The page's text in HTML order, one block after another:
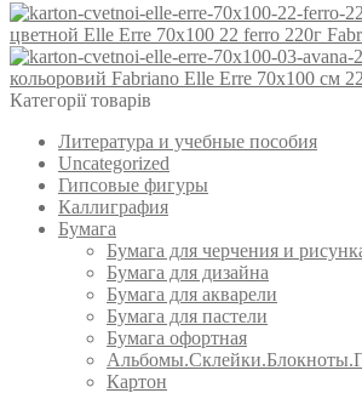
цветной Elle Erre 70x100 22 ferro 220г
кольоровий Fabriano Elle Erre 70x100 см
Категорії товарів
Литература и учебные пособия
Uncategorized
Гипсовые фигуры
Каллиграфия
Бумага
Бумага для черчения и
Бумага для дизайна
Бумага для акварели
Бумага для пастели
Бумага офортная
Картон